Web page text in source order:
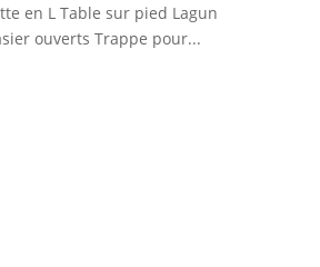
en L Table sur pied Lagun
ouverts Trappe pour...